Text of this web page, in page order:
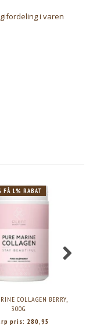
i varen
1% RABAT
COLLAGEN BERRY,
300G.
pris: 280,95